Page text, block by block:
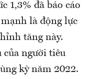
1,3% đã báo cáo
là động lực
tăng này.
của người tiêu
kỳ năm 2022.